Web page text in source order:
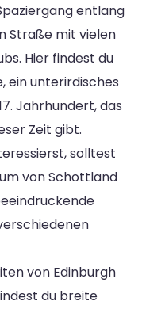
entlang
Straße mit vielen
Hier findest du
ein unterirdisches
Jahrhundert, das
Zeit gibt.
solltest
von Schottland
von Edinburgh
du breite